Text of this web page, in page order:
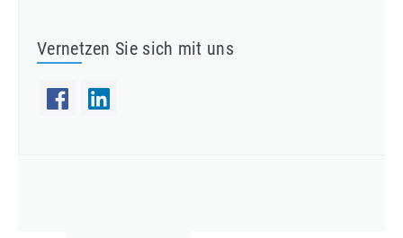
Vernetzen Sie sich mit uns